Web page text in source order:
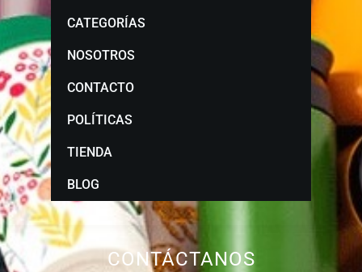
CONTÁCTANOS
CATEGORÍAS
NOSOTROS
CONTACTO
POLÍTICAS
TIENDA
BLOG